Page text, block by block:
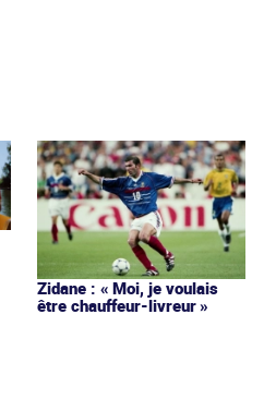
Zidane : « Moi, je voulais
être chauffeur-livreur »